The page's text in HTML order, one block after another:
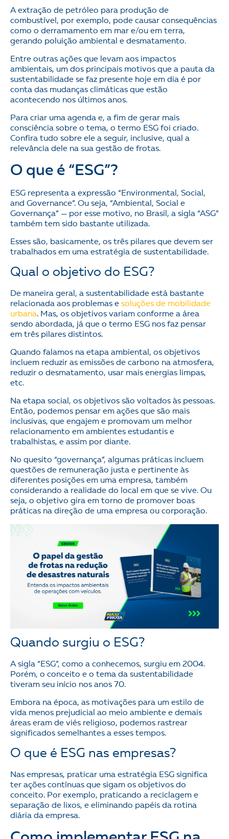
A extração de petróleo para produção de
combustível, por exemplo, pode causar consequências
como o derramamento em mar e/ou em terra,
gerando poluição ambiental e desmatamento.
Entre outras ações que levam aos impactos
ambientais, um dos principais motivos que a pauta da
sustentabilidade se faz presente hoje em dia é por
conta das mudanças climáticas que estão
acontecendo nos últimos anos.
Para criar uma agenda e, a fim de gerar mais
consciência sobre o tema, o termo ESG foi criado.
Confira tudo sobre ele a seguir, inclusive, qual a
relevância dele na sua gestão de frotas.
O que é “ESG”?
ESG representa a expressão “Environmental, Social,
and Governance”. Ou seja, “Ambiental, Social e
Governança” — por esse motivo, no Brasil, a sigla “ASG”
também tem sido bastante utilizada.
Esses são, basicamente, os três pilares que devem ser
trabalhados em uma estratégia de sustentabilidade.
Qual o objetivo do ESG?
De maneira geral, a sustentabilidade está bastante
relacionada aos problemas e soluções de mobilidade
urbana. Mas, os objetivos variam conforme a área
sendo abordada, já que o termo ESG nos faz pensar
em três pilares distintos.
Quando falamos na etapa ambiental, os objetivos
incluem reduzir as emissões de carbono na atmosfera,
reduzir o desmatamento, usar mais energias limpas,
etc.
Na etapa social, os objetivos são voltados às pessoas.
Então, podemos pensar em ações que são mais
inclusivas, que engajem e promovam um melhor
relacionamento em ambientes estudantis e
trabalhistas, e assim por diante.
No quesito “governança”, algumas práticas incluem
questões de remuneração justa e pertinente às
diferentes posições em uma empresa, também
considerando a realidade do local em que se vive. Ou
seja, o objetivo gira em torno de promover boas
práticas na direção de uma empresa ou corporação.
Quando surgiu o ESG?
A sigla “ESG”, como a conhecemos, surgiu em 2004.
Porém, o conceito e o tema da sustentabilidade
tiveram seu início nos anos 70.
Embora na época, as motivações para um estilo de
vida menos prejudicial ao meio ambiente e demais
áreas eram de viés religioso, podemos rastrear
significados semelhantes a esses tempos.
O que é ESG nas empresas?
Nas empresas, praticar uma estratégia ESG significa
ter ações contínuas que sigam os objetivos do
conceito. Por exemplo, praticando a reciclagem e
separação de lixos, e eliminando papéis da rotina
diária da empresa.